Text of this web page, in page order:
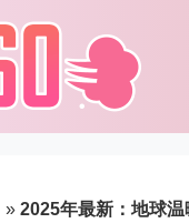
» 2025年最新：地球